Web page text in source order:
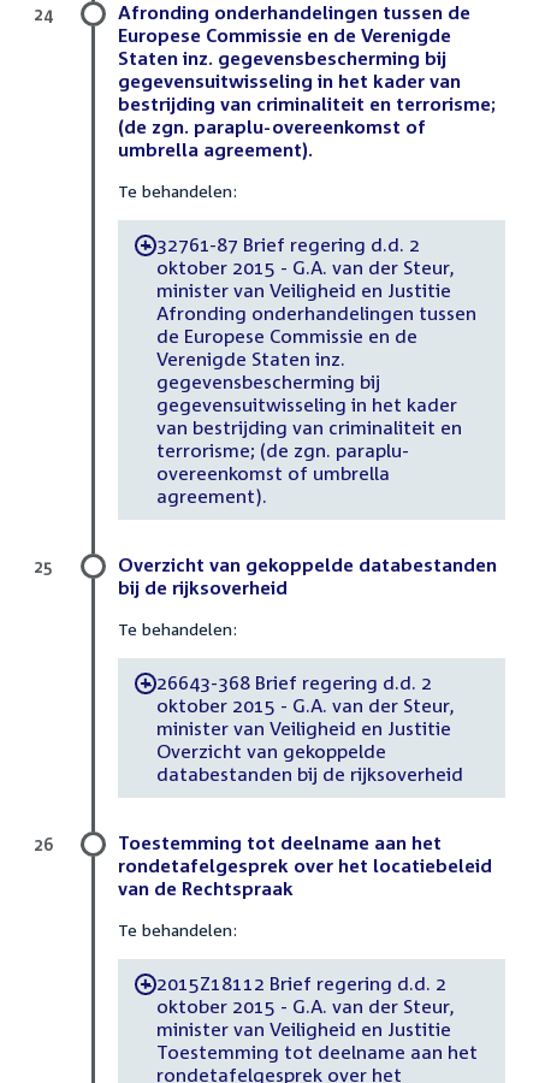
Afronding onderhandelingen tussen de
Europese Commissie en de Verenigde
Staten inz. gegevensbescherming bij
gegevensuitwisseling in het kader van
bestrijding van criminaliteit en terrorisme;
(de zgn. paraplu-overeenkomst of
umbrella agreement).
Te behandelen:
-32761-87 Brief regering d.d. 2
oktober 2015 - G.A. van der Steur,
minister van Veiligheid en Justitie
Afronding onderhandelingen tussen
de Europese Commissie en de
Verenigde Staten inz.
gegevensbescherming bij
gegevensuitwisseling in het kader
van bestrijding van criminaliteit en
terrorisme; (de zgn. paraplu-
overeenkomst of umbrella
agreement).
24
Overzicht van gekoppelde databestanden
bij de rijksoverheid
Te behandelen:
-26643-368 Brief regering d.d. 2
oktober 2015 - G.A. van der Steur,
minister van Veiligheid en Justitie
Overzicht van gekoppelde
databestanden bij de rijksoverheid
25
Toestemming tot deelname aan het
rondetafelgesprek over het locatiebeleid
van de Rechtspraak
Te behandelen:
-2015Z18112 Brief regering d.d. 2
oktober 2015 - G.A. van der Steur,
minister van Veiligheid en Justitie
Toestemming tot deelname aan het
rondetafelgesprek over het
26